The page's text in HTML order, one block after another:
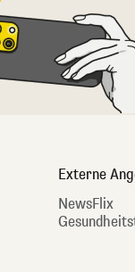
Externe
NewsFlix